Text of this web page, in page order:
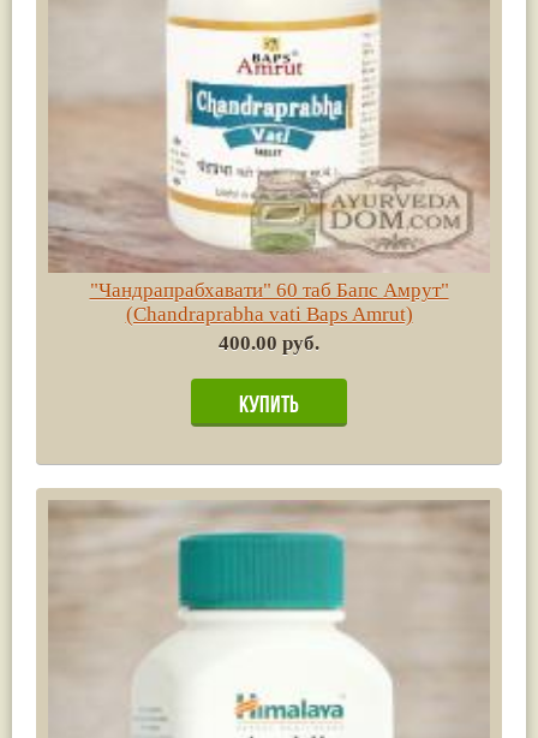
"Чандрапрабхавати" 60 таб Бапс Амрут"
(Chandraprabha vati Baps Amrut)
400.00 руб.